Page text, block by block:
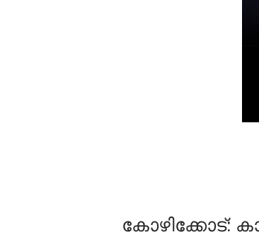
കോഴിക്കോട്: